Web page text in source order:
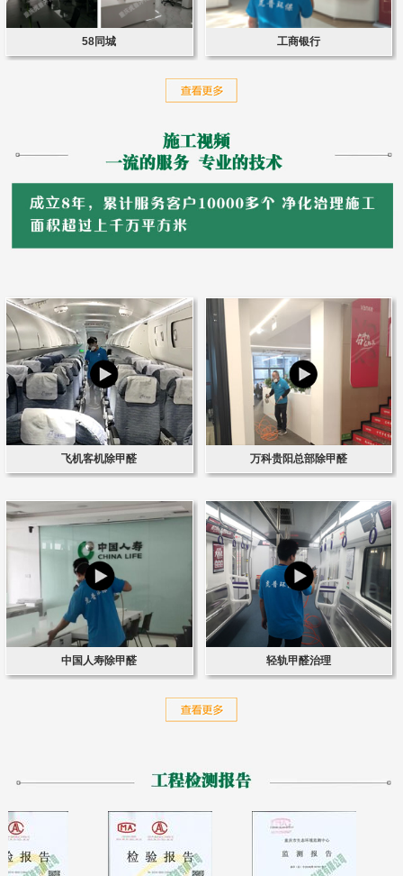
58同城 工商银行
飞机客机除甲醛 万科贵阳总部除甲醛
中国人寿除甲醛 轻轨甲醛治理